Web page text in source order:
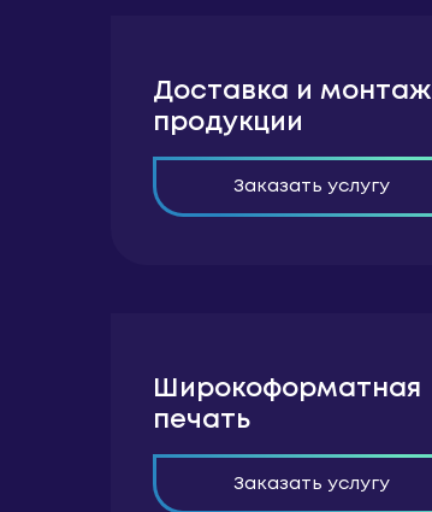
Доставка и монтаж
продукции
Заказать услугу
Широкоформатная
печать
Заказать услугу